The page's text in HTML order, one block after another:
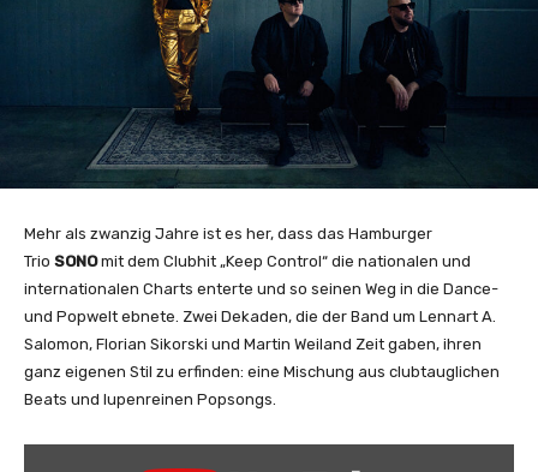
Mehr als zwanzig Jahre ist es her, dass das Hamburger
Trio SONOmit dem Clubhit „Keep Control“ die nationalen und
internationalen Charts enterte und so seinen Weg in die Dance-
und Popwelt ebnete. Zwei Dekaden, die der Band um Lennart A.
Salomon, Florian Sikorski und Martin Weiland Zeit gaben, ihren
ganz eigenen Stil zu erfinden: eine Mischung aus clubtauglichen
Beats und lupenreinen Popsongs.